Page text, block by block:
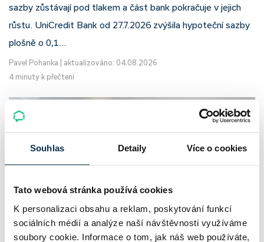
Souhlas Detaily Více o cookies
Tato webová stránka používá cookies
K personalizaci obsahu a reklam, poskytování funkcí
sociálních médií a analýze naší návštěvnosti využíváme
soubory cookie. Informace o tom, jak náš web používáte,
sazby zůstávají pod tlakem a část bank pokračuje v jejich
růstu. UniCredit Bank od 27.7.2026 zvýšila hypoteční sazby
plošně o 0,1…
Pavel Pohanka
aktualizováno: 04.08.2026
4 minuty k přečtení